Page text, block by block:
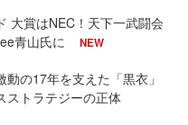
大賞はNEC！天下一武闘会
青山氏に
NEW
の17年を支えた「黒衣」
ストラテジーの正体